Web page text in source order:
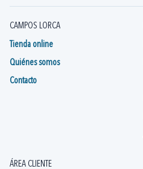
CAMPOS LORCA
Tienda online
Quiénes somos
Contacto
ÁREA CLIENTE